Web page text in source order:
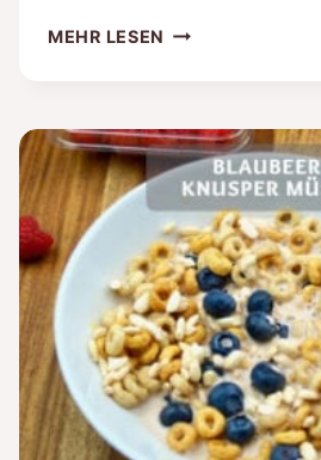
MEHR LESEN BANANEN
–
QUARKKUCHEN
OHNE
BODEN